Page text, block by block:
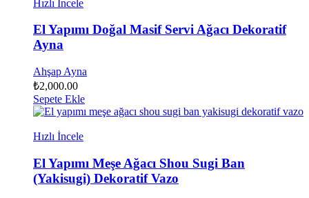
Hızlı İncele
El Yapımı Doğal Masif Servi Ağacı Dekoratif
Ayna
Ahşap Ayna
₺2,000.00
Sepete Ekle
Hızlı İncele
El Yapımı Meşe Ağacı Shou Sugi Ban
(Yakisugi) Dekoratif Vazo